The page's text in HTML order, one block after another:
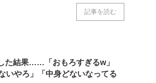
記事を読む
た結果……「おもろすぎるw」
いやろ」「中身どないなってる